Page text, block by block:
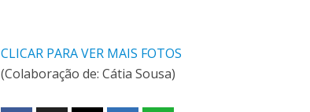
CLICAR PARA VER MAIS FOTOS
(Colaboração de: Cátia Sousa)